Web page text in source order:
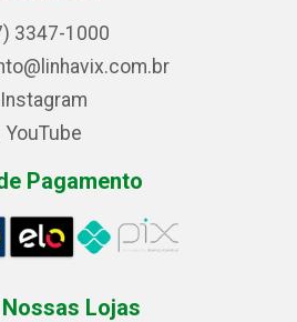
3347-1000
Instagram
YouTube
Pagamento
Nossas Lojas